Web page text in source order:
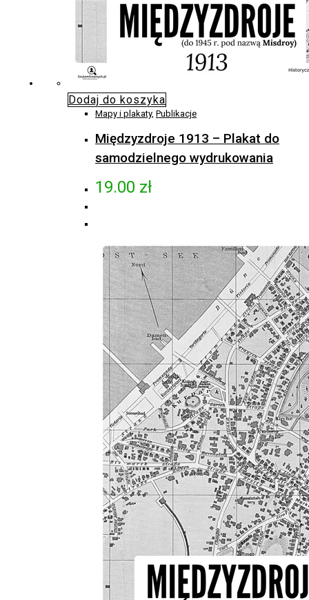
Dodaj do koszyka
Mapy i plakaty, Publikacje
Międzyzdroje 1913 – Plakat do
samodzielnego wydrukowania
19.00 zł